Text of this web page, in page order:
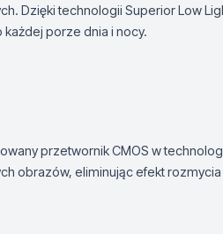
Dzięki technologii Superior Low
porze dnia i nocy.
przetwornik CMOS w
obrazów, eliminując efekt